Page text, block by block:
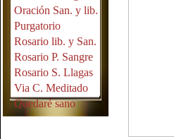
Oración San. y lib.
Purgatorio
Rosario lib. y San.
Rosario P. Sangre
Rosario S. Llagas
Via C. Meditado
Quedaré sano